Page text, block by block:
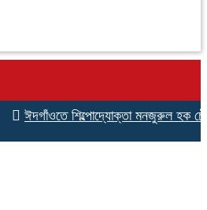
ঈদগাঁওতে শিল্পোদ্যোক্তা মনজুরুল হক চৌধুরীর